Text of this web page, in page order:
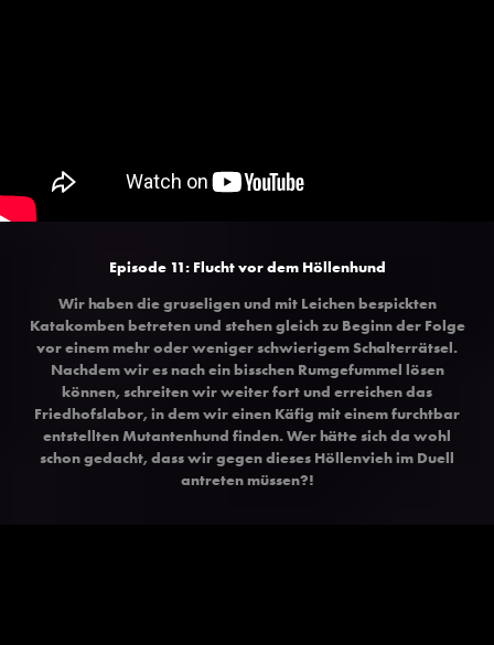
Episode 11: Flucht vor dem Höllenhund
Wir haben die gruseligen und mit Leichen bespickten
Katakomben betreten und stehen gleich zu Beginn der Folge
vor einem mehr oder weniger schwierigem Schalterrätsel.
Nachdem wir es nach ein bisschen Rumgefummel lösen
können, schreiten wir weiter fort und erreichen das
Friedhofslabor, in dem wir einen Käfig mit einem furchtbar
entstellten Mutantenhund finden. Wer hätte sich da wohl
schon gedacht, dass wir gegen dieses Höllenvieh im Duell
antreten müssen?!